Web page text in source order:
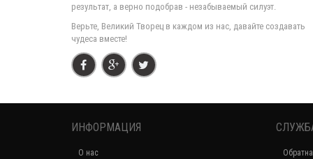
результат, а верно подобрав - незабываемый силуэт.
Верьте, Великий Творец в каждом из нас, давайте создавать
чудеса вместе!
ИНФОРМАЦИЯ
О нас